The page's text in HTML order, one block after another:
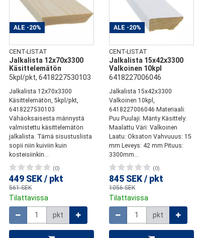
ALE -20%
CENT-LISTAT
Jalkalista 12x70x3300
Käsittelemätön
5kpl/pkt, 6418227530103
Jalkalista 12x70x3300
Käsittelemätön, 5kpl/pkt,
6418227530103
Vähäoksaisesta männystä
valmistettu käsittelemätön
jalkalista. Tämä sisustuslista
sopii niin kuiviin kuin
kosteisiinkin...
(0)
449 SEK / pkt
561 SEK
Tilattavissa
Määrä
pkt
ALE -20%
CENT-LISTAT
Jalkalista 15x42x3300
Valkoinen 10kpl
6418227006046
Jalkalista 15x42x3300
Valkoinen 10kpl,
6418227006046 Materiaali:
Puu Puulaji: Mänty Käsittely:
Maalattu Väri: Valkoinen
Laatu: Oksaton Vahvuuus: 15
mm Leveys: 42 mm Pituus:
3300mm...
(0)
845 SEK / pkt
1056 SEK
Tilattavissa
Määrä
pkt